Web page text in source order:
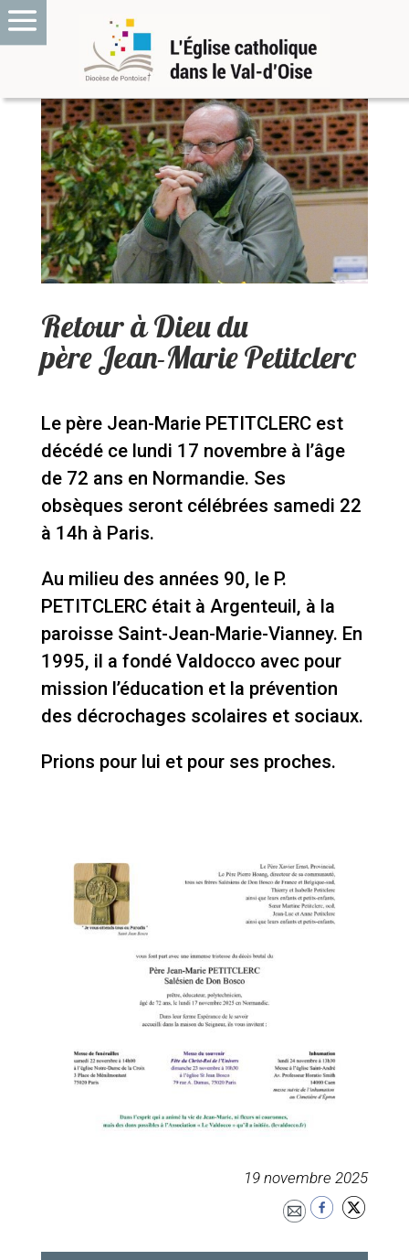
Retour à Dieu du
père Jean-Marie Petitclerc
Le père Jean-Marie PETITCLERC est
décédé ce lundi 17 novembre à l’âge
de 72 ans en Normandie. Ses
obsèques seront célébrées samedi 22
à 14h à Paris.
Au milieu des années 90, le P.
PETITCLERC était à Argenteuil, à la
paroisse Saint-Jean-Marie-Vianney. En
1995, il a fondé Valdocco avec pour
mission l’éducation et la prévention
des décrochages scolaires et sociaux.
Prions pour lui et pour ses proches.
19 novembre 2025